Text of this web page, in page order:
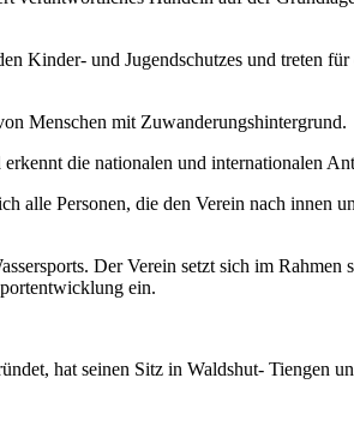
Kinder- und Jugendschutzes und treten
Menschen mit Zuwanderungshintergrund.
die nationalen und internationalen
Personen, die den Verein nach innen
Der Verein setzt sich im Rahmen
ein.
hat seinen Sitz in Waldshut- Tiengen